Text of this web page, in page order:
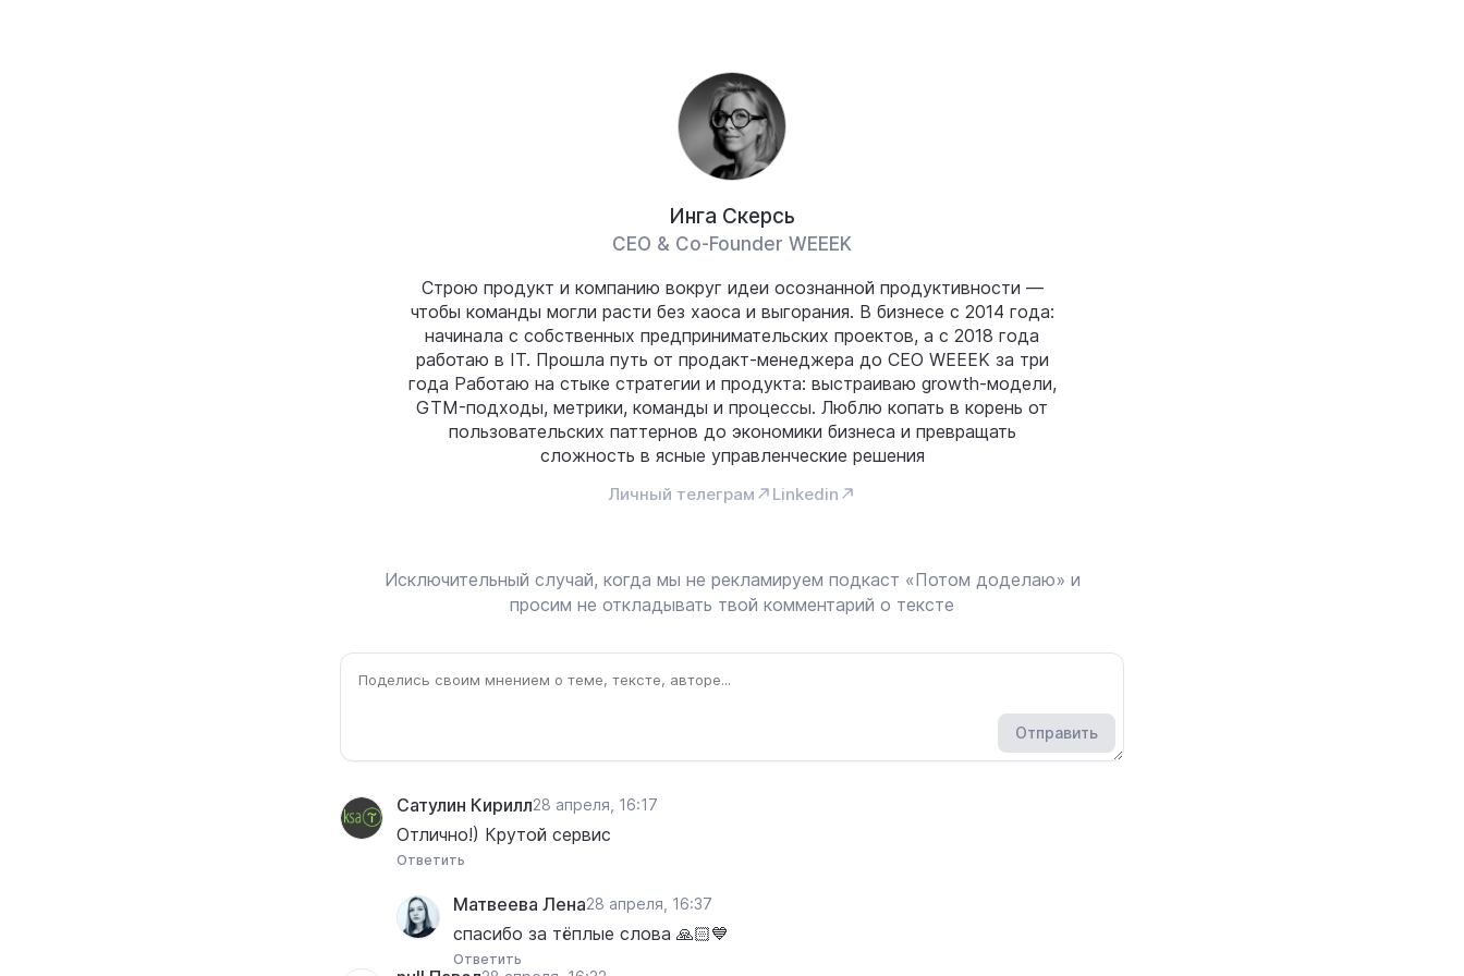
Инга Скерсь
CEO & Co-Founder WEEEK
Строю продукт и компанию вокруг идеи осознанной продуктивности —
чтобы команды могли расти без хаоса и выгорания. В бизнесе с 2014 года:
начинала с собственных предпринимательских проектов, а с 2018 года
работаю в IT. Прошла путь от продакт-менеджера до CEO WEEEK за три
года Работаю на стыке стратегии и продукта: выстраиваю growth-модели,
GTM-подходы, метрики, команды и процессы. Люблю копать в корень от
пользовательских паттернов до экономики бизнеса и превращать
сложность в ясные управленческие решения
Личный телеграм Linkedin
Исключительный случай, когда мы не рекламируем подкаст «Потом доделаю» и
просим не откладывать твой комментарий о тексте
Отправить
Сатулин Кирилл28 апреля, 16:17
Отлично!) Крутой сервис
Ответить
Матвеева Лена28 апреля, 16:37
спасибо за тёплые слова 🙏🏻💙
Ответить